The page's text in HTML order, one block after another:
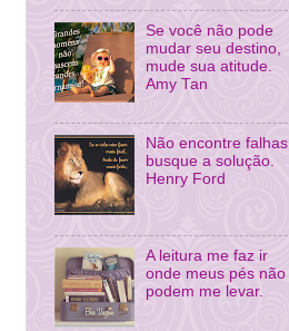
Se você não pode
mudar seu destino,
mude sua atitude.
Amy Tan
Não encontre falhas,
busque a solução.
Henry Ford
A leitura me faz ir
onde meus pés não
podem me levar.